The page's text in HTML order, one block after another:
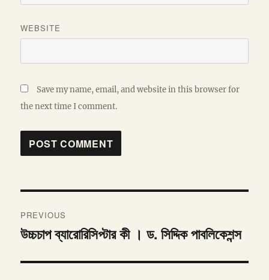
WEBSITE
Save my name, email, and website in this browser for
the next time I comment.
navigation
PREVIOUS
Previous
উচ্চচাপ ব্যারোরিসিপ্টার কী । ড. সিদ্দিক পাবলিকেশন্স